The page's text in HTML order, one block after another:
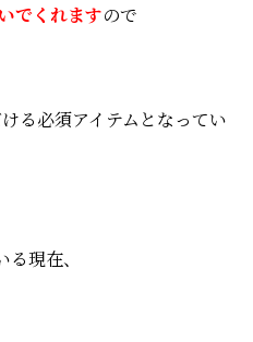
でくれますので
る必須アイテムとなってい
現在、